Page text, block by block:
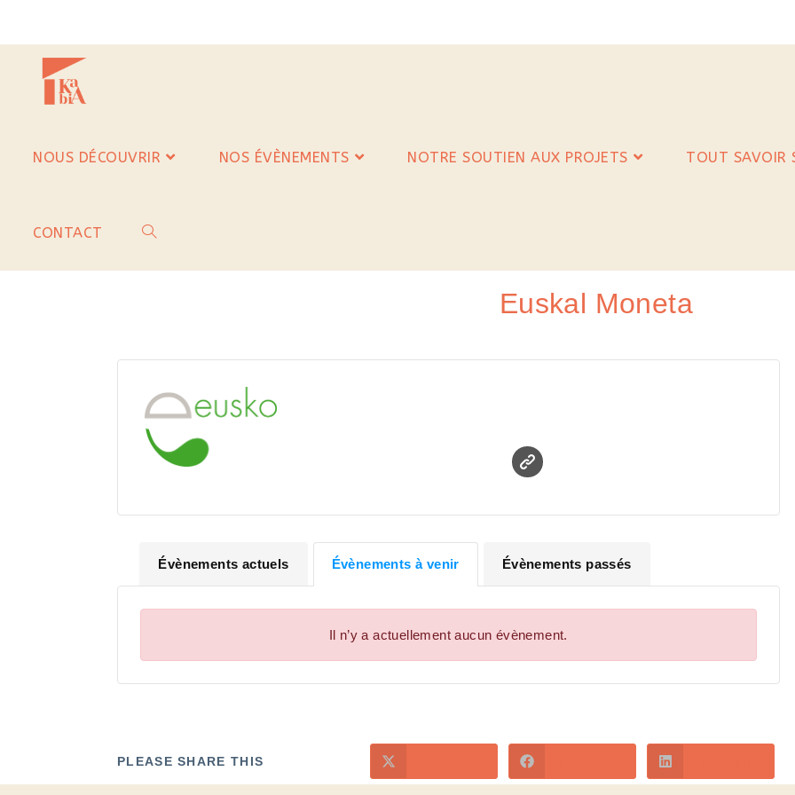
NOUS DÉCOUVRIR NOS ÉVÈNEMENTS NOTRE SOUTIEN AUX PROJETS TOUT SAVOIR
CONTACT
Euskal Moneta
Évènements actuels Évènements à venir Évènements passés
Il n’y a actuellement aucun évènement.
PLEASE SHARE THIS